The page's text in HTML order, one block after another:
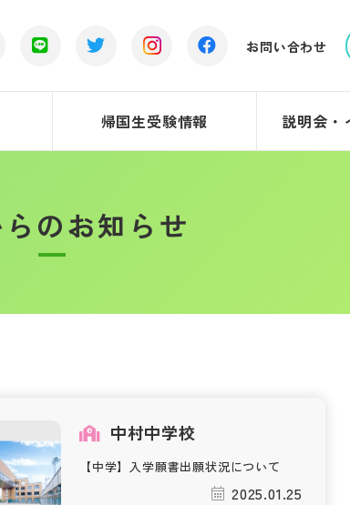
お問い合わせ
帰国生受験情報 説明会・
のお知らせ
中村中学校
【中学】入学願書出願状況について
2025.01.25